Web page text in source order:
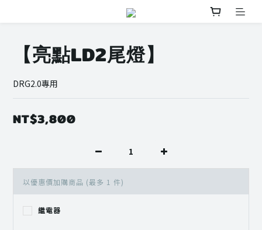
【亮點LD2尾燈】
DRG2.0專用
NT$3,800
以優惠價加購商品 (最多 1 件)
繼電器